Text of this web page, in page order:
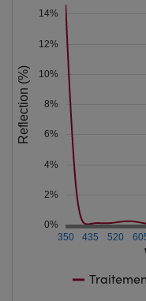
350 435 520
0%
2%
4%
6%
8%
10%
12%
14%
Reflection (%)